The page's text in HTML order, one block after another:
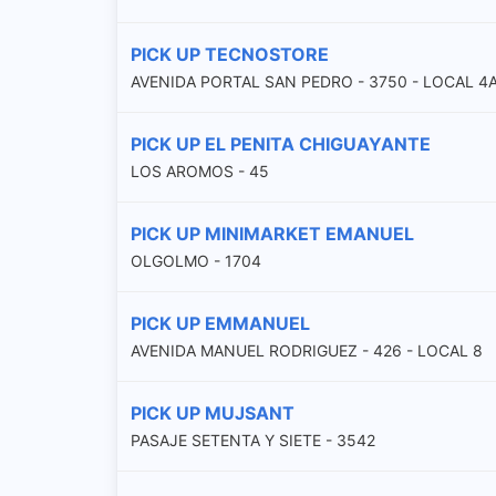
PICK UP TECNOSTORE
AVENIDA PORTAL SAN PEDRO - 3750 - LOCAL
PICK UP EL PENITA CHIGUAYANTE
LOS AROMOS - 45
PICK UP MINIMARKET EMANUEL
OLGOLMO - 1704
PICK UP EMMANUEL
AVENIDA MANUEL RODRIGUEZ - 426 - LOCAL 8
PICK UP MUJSANT
PASAJE SETENTA Y SIETE - 3542